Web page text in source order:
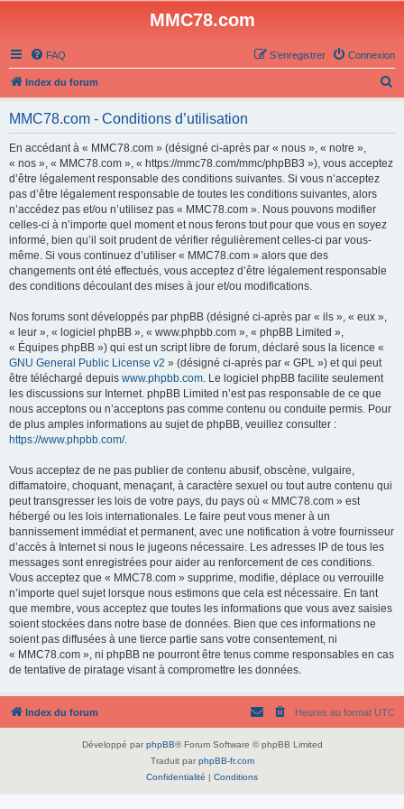
MMC78.com
FAQ Connexion
S’enregistrer
Index du forum
MMC78.com - Conditions d’utilisation
En accédant à « MMC78.com » (désigné ci-après par « nous », « notre »,
« nos », « MMC78.com », « https://mmc78.com/mmc/phpBB3 »), vous acceptez
d’être légalement responsable des conditions suivantes. Si vous n’acceptez
pas d’être légalement responsable de toutes les conditions suivantes, alors
n’accédez pas et/ou n’utilisez pas « MMC78.com ». Nous pouvons modifier
celles-ci à n’importe quel moment et nous ferons tout pour que vous en soyez
informé, bien qu’il soit prudent de vérifier régulièrement celles-ci par vous-
même. Si vous continuez d’utiliser « MMC78.com » alors que des
changements ont été effectués, vous acceptez d’être légalement responsable
des conditions découlant des mises à jour et/ou modifications.
Nos forums sont développés par phpBB (désigné ci-après par « ils », « eux »,
« leur », « logiciel phpBB », « www.phpbb.com », « phpBB Limited »,
« Équipes phpBB ») qui est un script libre de forum, déclaré sous la licence «
GNU General Public License v2 » (désigné ci-après par « GPL ») et qui peut
être téléchargé depuis www.phpbb.com. Le logiciel phpBB facilite seulement
les discussions sur Internet. phpBB Limited n’est pas responsable de ce que
nous acceptons ou n’acceptons pas comme contenu ou conduite permis. Pour
de plus amples informations au sujet de phpBB, veuillez consulter :
https://www.phpbb.com/.
Vous acceptez de ne pas publier de contenu abusif, obscène, vulgaire,
diffamatoire, choquant, menaçant, à caractère sexuel ou tout autre contenu qui
peut transgresser les lois de votre pays, du pays où « MMC78.com » est
hébergé ou les lois internationales. Le faire peut vous mener à un
bannissement immédiat et permanent, avec une notification à votre fournisseur
d’accès à Internet si nous le jugeons nécessaire. Les adresses IP de tous les
messages sont enregistrées pour aider au renforcement de ces conditions.
Vous acceptez que « MMC78.com » supprime, modifie, déplace ou verrouille
n’importe quel sujet lorsque nous estimons que cela est nécessaire. En tant
que membre, vous acceptez que toutes les informations que vous avez saisies
soient stockées dans notre base de données. Bien que ces informations ne
soient pas diffusées à une tierce partie sans votre consentement, ni
« MMC78.com », ni phpBB ne pourront être tenus comme responsables en cas
de tentative de piratage visant à compromettre les données.
Index du forum Heures au format UTC
Développé par phpBB® Forum Software © phpBB Limited
Traduit par phpBB-fr.com
Confidentialité | Conditions